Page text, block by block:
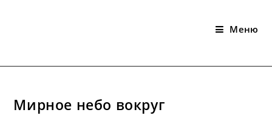
Меню
Мирное небо вокруг